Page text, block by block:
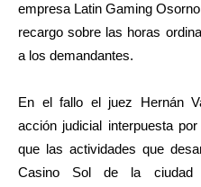
empresa Latin Gaming
recargo sobre las horas
a los demandantes.
En el fallo el juez Hernán
acción judicial interpuesta
que las actividades que
Casino Sol de la ciudad